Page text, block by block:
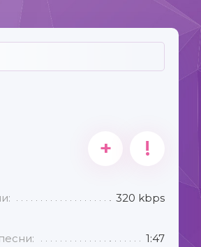
+ !
320 kbps
1:47